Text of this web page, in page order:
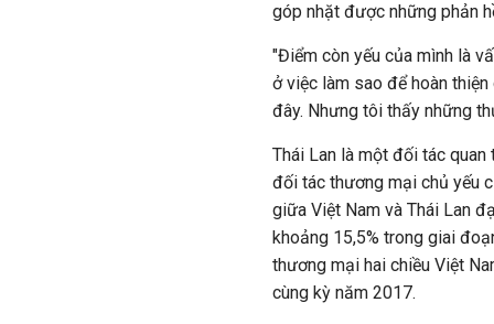
góp nhặt được những phản
"Điểm còn yếu của mình là
ở việc làm sao để hoàn
đây. Nhưng tôi thấy những
Thái Lan là một đối tác
đối tác thương mại chủ yếu
giữa Việt Nam và Thái Lan
khoảng 15,5% trong giai
thương mại hai chiều Việt
cùng kỳ năm 2017.